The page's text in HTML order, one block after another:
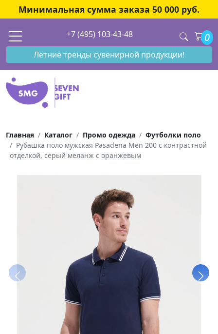
Минимальная сумма заказа 50 000 руб.
+7 (495) 103-43-48 0
Летние тренды сувенирной продукции!
Главная Каталог Промо одежда
Футболки поло
Рубашка поло мужская Pasadena Men 200 с контрастной
отделкой, серый меланж c оранжевым